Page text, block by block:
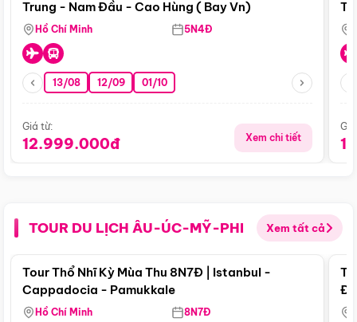
Trung - Nam Đầu - Cao Hùng ( Bay Vn)
Hồ Chí Minh 5N4Đ
13/08 12/09 01/10
Giá từ:
12.999.000đ Xem chi tiết
TOUR DU LỊCH ÂU-ÚC-MỸ-PHI Xem tất cả
Điểm nổi bật
Tour Thổ Nhĩ Kỳ Mùa Thu 8N7Đ | Istanbul -
Cappadocia - Pamukkale
Hồ Chí Minh 8N7Đ